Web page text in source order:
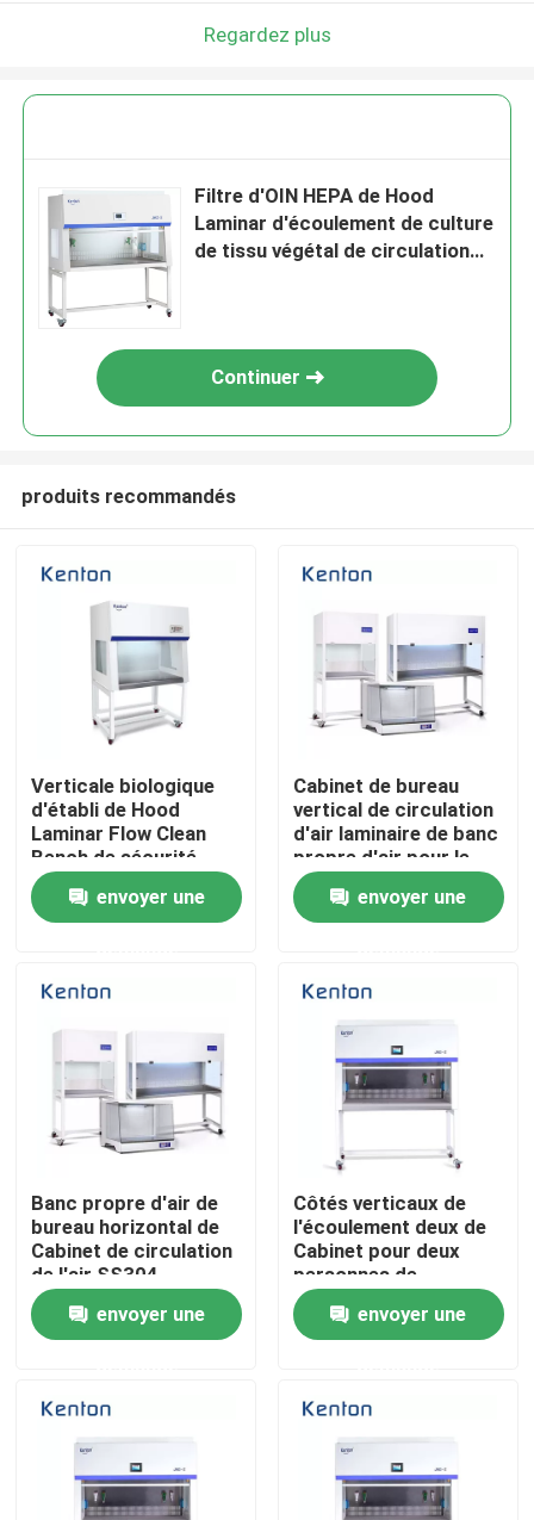
Accueil
A propos de nous
Contacts
Produits
Un four plus sec de laboratoire
Four de séchage industriel
Incubateur thermostatique
Chambre climatique
Regardez plus
Filtre d'OIN HEPA de Hood
Laminar d'écoulement de culture
de tissu végétal de circulation
Continuer
produits recommandés
Verticale biologique
d'établi de Hood
Laminar Flow Clean
Bench de sécurité
horizontale
envoyer une
Cabinet de bureau
vertical de circulation
d'air laminaire de banc
propre d'air pour le
laboratoire médical
envoyer une
Banc propre d'air de
bureau horizontal de
Cabinet de circulation
de l'air SS304
laminaire pour le
laboratoireenvoyer une
Côtés verticaux de
l'écoulement deux de
Cabinet pour deux
personnes de
circulation d'air
laminaireenvoyer une